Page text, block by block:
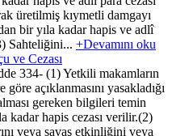
üretilmiş kıymetli damgayı
bir yıla kadar hapis ve adlî
Sahteliğini... +Devamını oku
ve Cezası
334- (1) Yetkili makamların
açıklanmasını yasakladığı
gereken bilgileri temin
kadar hapis cezası verilir.(2)
veya savaş etkinliğini veya